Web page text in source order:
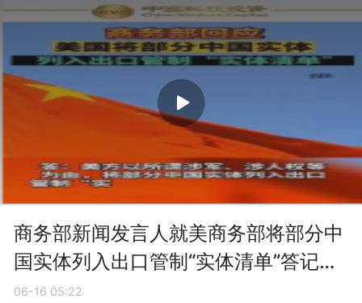
商务部新闻发言人就美商务部将部分中
国实体列入出口管制“实体清单”答记者
问
06-16 05:22